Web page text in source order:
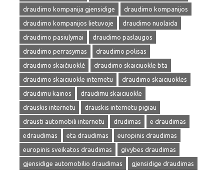
draudimo kompanija gjensidige
draudimo kompanijos
draudimo kompanijos lietuvoje
draudimo nuolaida
draudimo pasiulymai
draudimo paslaugos
draudimo perrasymas
draudimo polisas
draudimo skaičiuoklė
draudimo skaiciuokle bta
draudimo skaiciuokle internetu
draudimo skaiciuokles
draudimu kainos
draudimu skaiciuokle
drauskis internetu
drauskis internetu pigiau
drausti automobili internetu
drudimas
e draudimas
edraudimas
eta draudimas
europinis draudimas
europinis sveikatos draudimas
givybes draudimas
gjensidige automobilio draudimas
gjensidige draudimas